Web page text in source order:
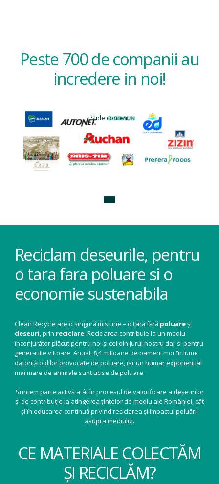
Peste 700 de companii au
incredere in noi!
Slide content
Reciclam deseurile, pentru
o tara fara poluare si o
economie sustenabila
Clean Recycle are o singură misiune – o țară fără poluareși
deseuri, prin reciclare. Reciclarea contribuie la un mediu
înconjurător plăcut pentru noi și cei din jurul nostru dar si pentru
generatiile viitoare. Anual, 8,4 milioane de oameni mor în lume
datorită bolilor provocate de poluare, iar un numar exponential
mai mare de animale sunt ucise de poluare.
Suntem parte activă atât în procesul de valorificare a deșeurilor
și de contribuție la atingerea țintelor de mediu ale României, cât
și în educarea continuă privind reciclarea și impactul poluării
asupra mediului.
CE MATERIALE COLECTĂM
ȘI RECICLĂM?